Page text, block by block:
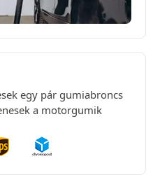
egy pár gumiabroncs
a motorgumik